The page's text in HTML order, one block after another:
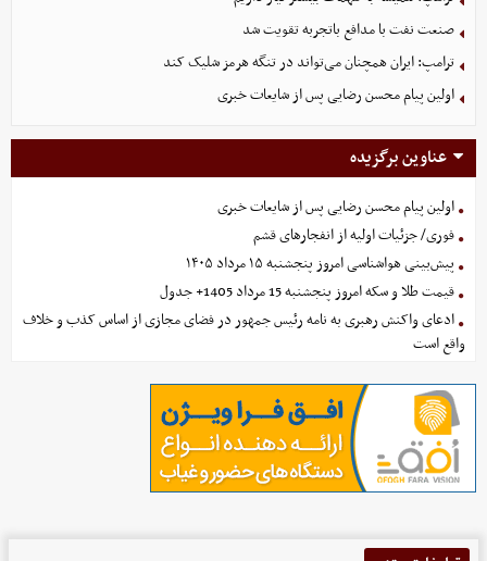
صنعت نفت با مدافع باتجربه تقویت شد
ترامپ: ایران همچنان می‌تواند در تنگه هرمز شلیک کند
اولین پیام محسن رضایی پس از شایعات خبری
عناوین برگزیده
اولین پیام محسن رضایی پس از شایعات خبری
فوری/ جزئیات اولیه از انفجارهای قشم
پیش‌بینی هواشناسی امروز پنجشنبه ۱۵ مرداد ۱۴۰۵
قیمت طلا و سکه امروز پنجشنبه 15 مرداد 1405+ جدول
ادعای واکنش رهبری به نامه رئیس جمهور در فضای مجازی از اساس کذب و خلاف
واقع است